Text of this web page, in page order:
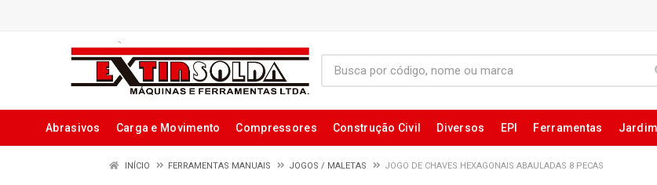
Abrasivos Carga e Movimento Compressores Construção Civil Diversos EPI Ferramentas
INÍCIO FERRAMENTAS MANUAIS JOGOS / MALETAS JOGO DE CHAVES HEXAGONAIS ABAULADAS 8 PECAS